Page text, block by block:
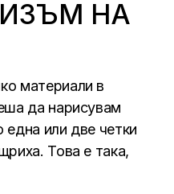
НА
материали в
да нарисувам
или две четки
Това е така,